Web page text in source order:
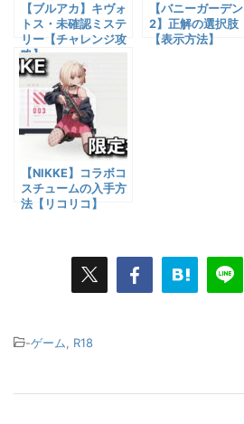
【ブルアカ】キヴォ
トス・未確認ミステ
リー【チャレンジ攻
略】
【バニーガーデン
2】正解の選択肢
【表示方法】
【NIKKE】コラボコ
スチュームの入手方
法【リコリコ】
-ゲーム R18